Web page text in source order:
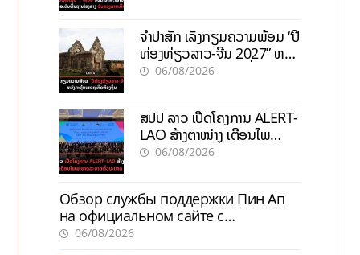
ຈຳປາສັກ ເລັ່ງກຽມຄວາມພ້ອມ “ປີ
ທ່ອງທ່ຽວລາວ-ຈີນ 2027” ຫວັງ
ກະຕຸ້ນເສດຖະກິດທ້ອງຖິ່ນ
06/08/2026
ສປປ ລາວ ເປີດໂຄງການ ALERT-
LAO ສ້າງຕາໜ່າງ ເຕືອນໄພ
ພະຍາດລະບາດທົ່ວປະເທດ
06/08/2026
Обзор службы поддержки Пин Ап
на официальном сайте с
актуальной информацией
06/08/2026